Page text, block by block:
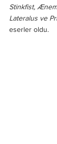
Stinkfist,
Lateralus ve
eserler oldu.